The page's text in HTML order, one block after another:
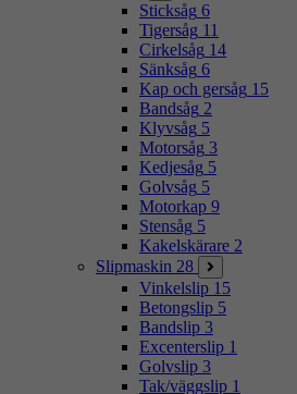
Sticksåg 6
Tigersåg 11
Cirkelsåg 14
Sänksåg 6
Kap och gersåg 15
Bandsåg 2
Klyvsåg 5
Motorsåg 3
Kedjesåg 5
Golvsåg 5
Motorkap 9
Stensåg 5
Kakelskärare 2
Slipmaskin 28
Vinkelslip 15
Betongslip 5
Bandslip 3
Excenterslip 1
Golvslip 3
Tak/väggslip 1